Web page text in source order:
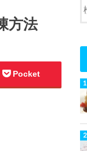
方法
Pocket